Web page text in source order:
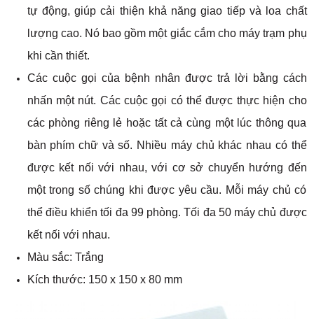
tự động, giúp cải thiện khả năng giao tiếp và loa chất
lượng cao. Nó bao gồm một giắc cắm cho máy trạm phụ
khi cần thiết.
Các cuộc gọi của bệnh nhân được trả lời bằng cách
nhấn một nút. Các cuộc gọi có thể được thực hiện cho
các phòng riêng lẻ hoặc tất cả cùng một lúc thông qua
bàn phím chữ và số. Nhiều máy chủ khác nhau có thể
được kết nối với nhau, với cơ sở chuyển hướng đến
một trong số chúng khi được yêu cầu. Mỗi máy chủ có
thể điều khiển tối đa 99 phòng. Tối đa 50 máy chủ được
kết nối với nhau.
Màu sắc: Trắng
Kích thước: 150 x 150 x 80 mm